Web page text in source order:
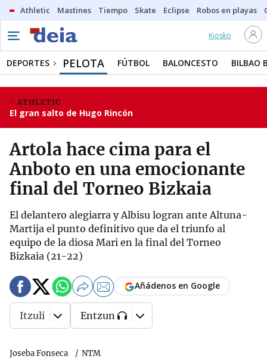
Athletic Mastines Tiempo Skate Eclipse Robos en playas
Kiosko
DEPORTES PELOTA FÚTBOL BALONCESTO BILBAO
ATHLETIC
El gran salto de Hugo Rincón
Artola hace cima para el
Anboto en una emocionante
final del Torneo Bizkaia
El delantero alegiarra y Albisu logran ante Altuna-
Martija el punto definitivo que da el triunfo al
equipo de la diosa Mari en la final del Torneo
Bizkaia (21-22)
Joseba Fonseca NTM
Añádenos en Google
Itzuli Entzun